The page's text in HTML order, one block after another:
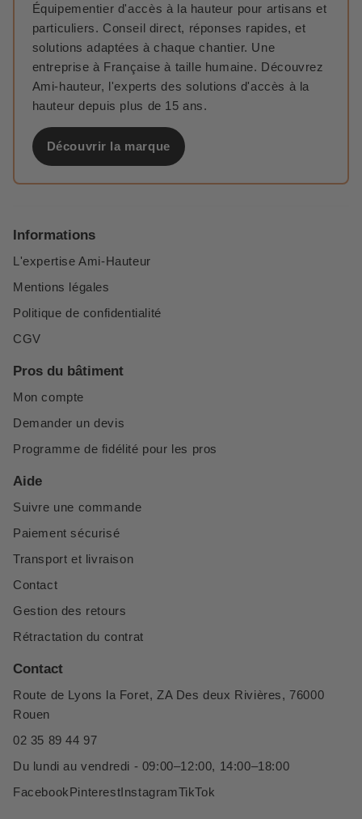
Équipementier d'accès à la hauteur pour artisans et
particuliers. Conseil direct, réponses rapides, et
solutions adaptées à chaque chantier. Une
entreprise à Française à taille humaine. Découvrez
Ami-hauteur, l'experts des solutions d'accès à la
hauteur depuis plus de 15 ans.
Découvrir la marque
Informations
L'expertise Ami-Hauteur
Mentions légales
Politique de confidentialité
CGV
Pros du bâtiment
Mon compte
Demander un devis
Programme de fidélité pour les pros
Aide
Suivre une commande
Paiement sécurisé
Transport et livraison
Contact
Gestion des retours
Rétractation du contrat
Contact
Route de Lyons la Foret, ZA Des deux Rivières, 76000
Rouen
02 35 89 44 97
Du lundi au vendredi - 09:00–12:00, 14:00–18:00
FacebookPinterestInstagramTikTok